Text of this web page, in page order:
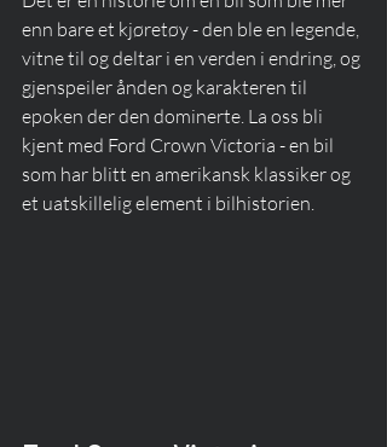
enn bare et kjøretøy - den ble en legende,
vitne til og deltar i en verden i endring, og
gjenspeiler ånden og karakteren til
epoken der den dominerte. La oss bli
kjent med Ford Crown Victoria - en bil
som har blitt en amerikansk klassiker og
et uatskillelig element i bilhistorien.